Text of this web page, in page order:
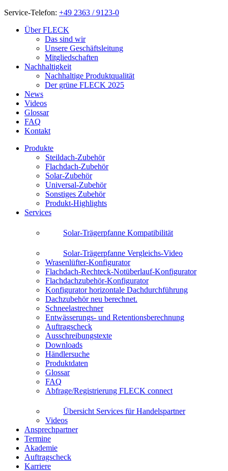
Service-Telefon: +49 2363 / 9123-0
Über FLECK
Das sind wir
Unsere Geschäftsleitung
Mitgliedschaften
Nachhaltigkeit
Nachhaltige Produktqualität
Der grüne FLECK 2025
News
Videos
Glossar
FAQ
Kontakt
Produkte
Steildach-Zubehör
Flachdach-Zubehör
Solar-Zubehör
Universal-Zubehör
Sonstiges Zubehör
Produkt-Highlights
Services
Solar-Trägerpfanne Kompatibilität
Solar-Trägerpfanne Vergleichs-Video
Wrasenlüfter-Konfigurator
Flachdach-Rechteck-Notüberlauf-Konfigurator
Flachdachzubehör-Konfigurator
Konfigurator horizontale Dachdurchführung
Dachzubehör neu berechnet.
Schneelastrechner
Entwässerungs- und Retentionsberechnung
Auftragscheck
Ausschreibungstexte
Downloads
Händlersuche
Produktdaten
Glossar
FAQ
Abfrage/Registrierung FLECK connect
Übersicht Services für Handelspartner
Videos
Ansprechpartner
Termine
Akademie
Auftragscheck
Karriere